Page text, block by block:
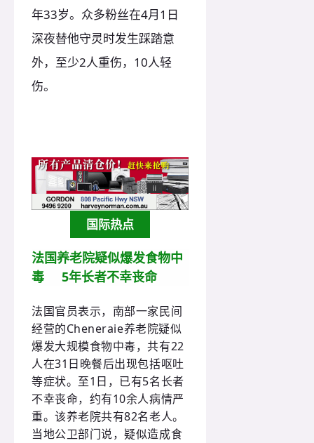
年33岁。众多粉丝在4月1日
深夜替他守灵时发生踩踏意
外，至少2人重伤，10人轻
伤。
国际热点
法国养老院疑似爆发食物中
毒 5年长者不幸丧命
法国官员表示，南部一家民间
经营的Cheneraie养老院疑似
爆发大规模食物中毒，共有22
人在31日晚餐后出现包括呕吐
等症状。至1日，已有5名长者
不幸丧命，约有10余人病情严
重。该养老院共有82名老人。
当地公卫部门说，疑似造成食